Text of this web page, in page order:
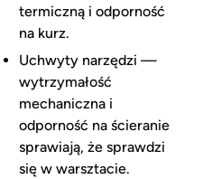
termiczną i odporność
na kurz.
Uchwyty narzędzi —
wytrzymałość
mechaniczna i
odporność na ścieranie
sprawiają, że sprawdzi
się w warsztacie.